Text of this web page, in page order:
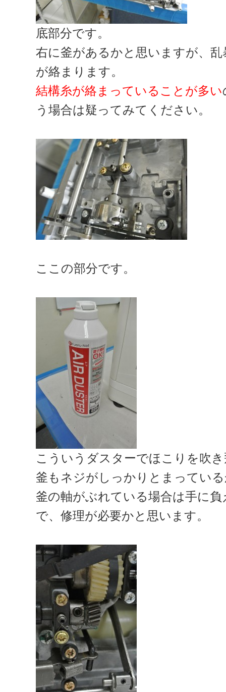
底部分です。
右に釜があるかと思いますが、
が絡まります。
結構糸が絡まっていることが多い
う場合は疑ってみてください。
ここの部分です。
こういうダスターでほこりを吹
釜もネジがしっかりとまってい
釜の軸がぶれている場合は手に
で、修理が必要かと思います。